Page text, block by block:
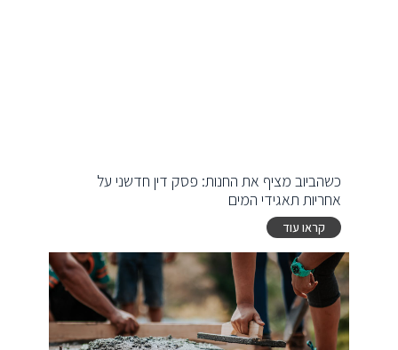
כשהביוב מציף את החנות: פסק דין חדשני על
אחריות תאגידי המים
קראו עוד